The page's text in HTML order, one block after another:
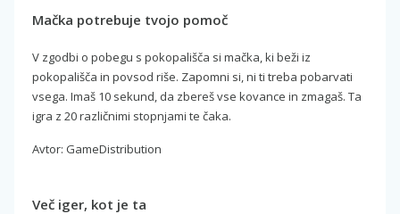
Mačka potrebuje tvojo pomoč
V zgodbi o pobegu s pokopališča si mačka, ki beži iz
pokopališča in povsod riše. Zapomni si, ni ti treba pobarvati
vsega. Imaš 10 sekund, da zbereš vse kovance in zmagaš. Ta
igra z 20 različnimi stopnjami te čaka.
Avtor: GameDistribution
Več iger, kot je ta